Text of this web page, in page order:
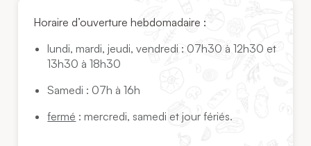
Horaire d’ouverture hebdomadaire :
lundi, mardi, jeudi, vendredi : 07h30 à 12h30 et
13h30 à 18h30
Samedi : 07h à 16h
fermé : mercredi, samedi et jour fériés.